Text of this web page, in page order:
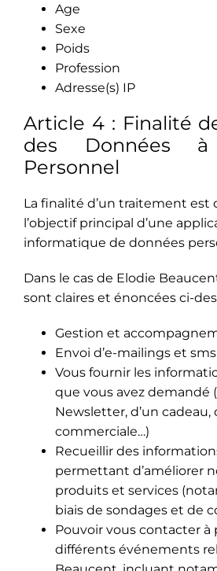
Age
Sexe
Poids
Profession
Adresse(s) IP
Article 4 : Finalité
des Données à
Personnel
La finalité d’un traitement est
l’objectif principal d’une
informatique de données
Dans le cas de Elodie
sont claires et énoncées ci-
Gestion et
Envoi d’e-mailings et
Vous fournir les
que vous avez demandé
Newsletter, d’un cadeau,
commerciale…)
Recueillir des
permettant d’améliorer
produits et services
biais de sondages et de
Pouvoir vous contacter à
différents événements